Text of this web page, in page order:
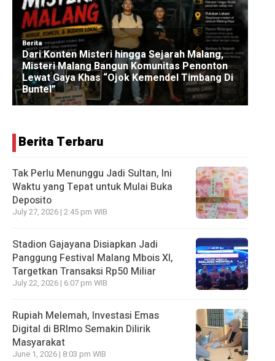
Berita Terbaru
Tak Perlu Menunggu Jadi Sultan, Ini
Waktu yang Tepat untuk Mulai Buka
Deposito
July 27, 2026 | 2:45 pm WIB
Stadion Gajayana Disiapkan Jadi
Panggung Festival Malang Mbois XI,
Targetkan Transaksi Rp50 Miliar
July 22, 2026 | 6:07 pm WIB
Rupiah Melemah, Investasi Emas
Digital di BRImo Semakin Dilirik
Masyarakat
June 1, 2026 | 8:03 pm WIB